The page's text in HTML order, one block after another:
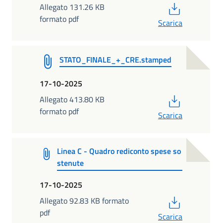
Allegato 131.26 KB
formato pdf
Scarica
STATO_FINALE_+_CRE.stamped
17-10-2025
Allegato 413.80 KB
formato pdf
Scarica
Linea C - Quadro rediconto spese so
stenute
17-10-2025
Allegato 92.83 KB formato
pdf
Scarica